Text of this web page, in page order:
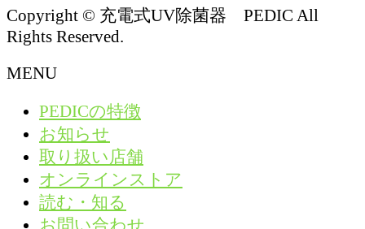
Copyright © 充電式UV除菌器 PEDIC All
Rights Reserved.
MENU
PEDICの特徴
お知らせ
取り扱い店舗
オンラインストア
読む・知る
お問い合わせ